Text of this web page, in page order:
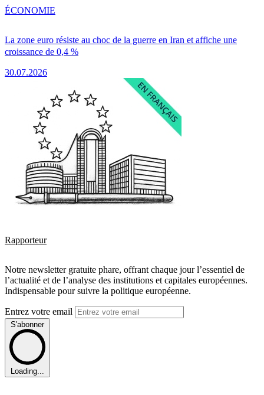
La zone euro résiste au choc de la guerre en Iran et affiche une
croissance de 0,4 %
30.07.2026
ÉCONOMIE
Rapporteur
Notre newsletter gratuite phare, offrant chaque jour l’essentiel de
l’actualité et de l’analyse des institutions et capitales européennes.
Indispensable pour suivre la politique européenne.
Entrez votre email
S'abonner
Loading...